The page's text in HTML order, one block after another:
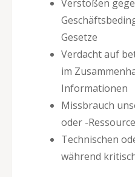
Verstößen
Gesetze
Verdacht auf
im
Informationen
Missbrauch
oder -
Technischen
während